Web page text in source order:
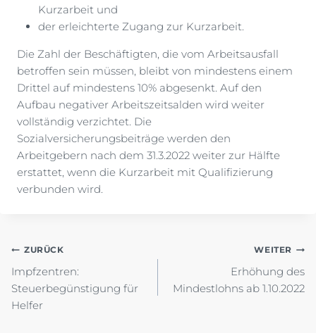
Kurzarbeit und
der erleichterte Zugang zur Kurzarbeit.
Die Zahl der Beschäftigten, die vom Arbeitsausfall
betroffen sein müssen, bleibt von mindestens einem
Drittel auf mindestens 10% abgesenkt. Auf den
Aufbau negativer Arbeitszeitsalden wird weiter
vollständig verzichtet. Die
Sozialversicherungsbeiträge werden den
Arbeitgebern nach dem 31.3.2022 weiter zur Hälfte
erstattet, wenn die Kurzarbeit mit Qualifizierung
verbunden wird.
Beitragsnavigation
ZURÜCK
Impfzentren:
Steuerbegünstigung für
Helfer
WEITER
Erhöhung des
Mindestlohns ab 1.10.2022